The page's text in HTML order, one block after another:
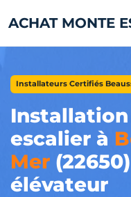
ACHAT MONTE
Installateurs Certifiés
escalier à
Mer
élévateur